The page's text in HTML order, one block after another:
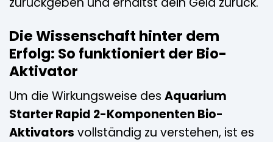
Die Wissenschaft hinter dem
Erfolg: So funktioniert der Bio-
Aktivator
Um die Wirkungsweise des Aquarium
Starter Rapid 2-Komponenten Bio-
Aktivators vollständig zu verstehen, ist es